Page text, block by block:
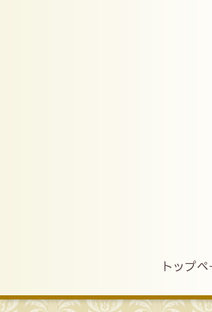
トップ